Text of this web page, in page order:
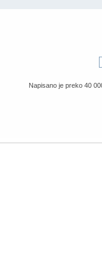
Napisano je preko 40